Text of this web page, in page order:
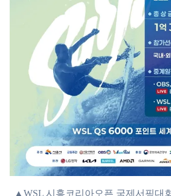
▲WSL 시흥코리아오픈 국제서핑대